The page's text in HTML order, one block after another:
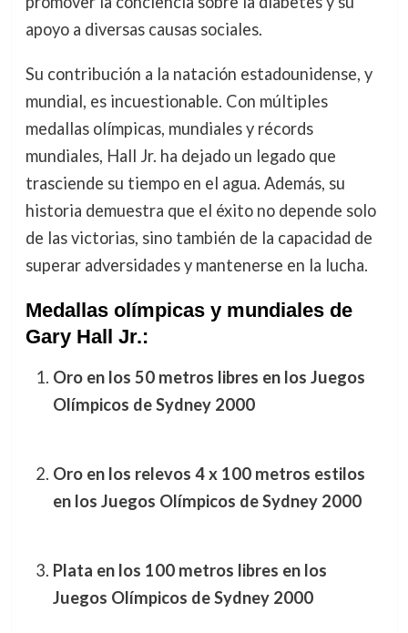
apoyo a diversas causas sociales.
Su contribución a la natación estadounidense, y
mundial, es incuestionable. Con múltiples
medallas olímpicas, mundiales y récords
mundiales, Hall Jr. ha dejado un legado que
trasciende su tiempo en el agua. Además, su
historia demuestra que el éxito no depende solo
de las victorias, sino también de la capacidad de
superar adversidades y mantenerse en la lucha.
Medallas olímpicas y mundiales de
Gary Hall Jr.:
Oro en los 50 metros libres en los Juegos
Olímpicos de Sydney 2000
Oro en los relevos 4 x 100 metros estilos
en los Juegos Olímpicos de Sydney 2000
Plata en los 100 metros libres en los
Juegos Olímpicos de Sydney 2000